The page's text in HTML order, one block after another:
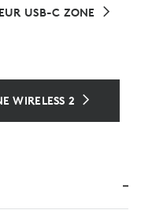
USB-C ZONE
WIRELESS 2